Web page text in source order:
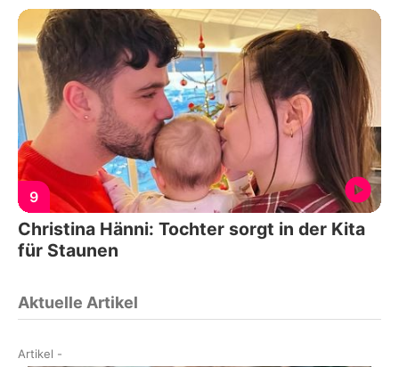
9
Christina Hänni: Tochter sorgt in der Kita
für Staunen
Aktuelle Artikel
Artikel -